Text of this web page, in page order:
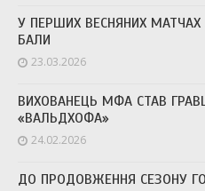
У ПЕРШИХ ВЕСНЯНИХ
БАЛИ
23.03.2026
ВИХОВАНЕЦЬ МФА СТАВ
«ВАЛЬДХОФА»
24.02.2026
ДО ПРОДОВЖЕННЯ СЕЗОНУ